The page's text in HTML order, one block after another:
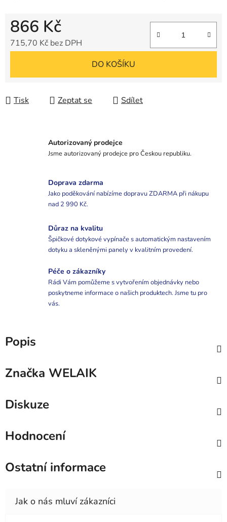
866 Kč
715,70 Kč bez DPH
DO KOŠÍKU
Tisk Zeptat se Sdílet
Autorizovaný prodejce
Jsme autorizovaný prodejce pro Českou republiku.
Doprava zdarma
Jako poděkování nabízíme dopravu ZDARMA při nákupu
nad 2 990 Kč.
Důraz na kvalitu
Špičkové dotykové vypínače s automatickým nastavením
dotyku a skleněnými panely v kvalitním provedení.
Péče o zákazníky
Rádi Vám pomůžeme s vytvořením objednávky nebo
poskytneme informace o našich produktech. Jsme tu pro
vás.
Popis
Značka WELAIK
Diskuze
Hodnocení
Ostatní informace